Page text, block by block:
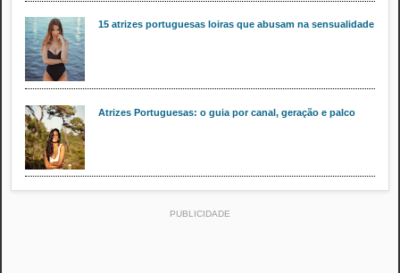
15 atrizes portuguesas loiras que abusam na sensualidade
Atrizes Portuguesas: o guia por canal, geração e palco
PUBLICIDADE